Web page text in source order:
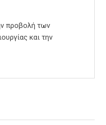
προβολή των
και την